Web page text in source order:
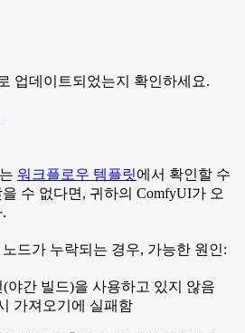
업데이트되었는지 확인하세요.
워크플로우 템플릿에서 확인할 수
수 없다면, 귀하의 ComfyUI가 오
드가 누락되는 경우, 가능한 원인:
야간 빌드)을 사용하고 있지 않음
가져오기에 실패함